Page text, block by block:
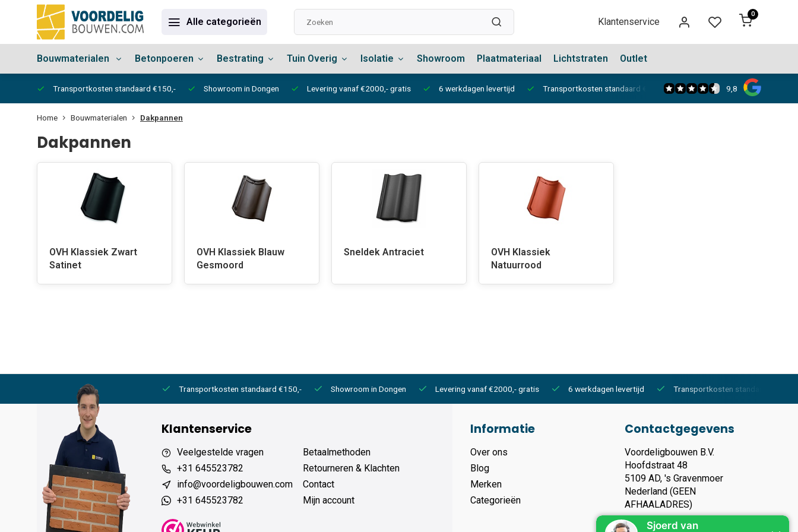
Alle categorieën Klantenservice
0
Bouwmaterialen Betonpoeren Bestrating Tuin Overig Isolatie Showroom Plaatmateriaal Lichtstraten Outlet
Transportkosten standaard €150,- Showroom in Dongen Levering vanaf €2000,- gratis 6 werkdagen levertijd Transportkosten standaard €150,- Showroom in Dongen
9,8
Home Bouwmaterialen Dakpannen
Dakpannen
OVH Klassiek Zwart
Satinet
OVH Klassiek Blauw
Gesmoord
Sneldek Antraciet
OVH Klassiek
Natuurrood
6 werkdagen levertijd Transportkosten standaard €150,- Showroom in Dongen Levering vanaf €2000,- gratis 6 werkdagen levertijd Transportkosten standaard €150,-
Klantenservice
Veelgestelde vragen
+31 645523782
info@voordeligbouwen.com
+31 645523782
Betaalmethoden
Retourneren & Klachten
Contact
Mijn account
Informatie
Over ons
Blog
Merken
Categorieën
Contactgegevens
Voordeligbouwen B.V.
Hoofdstraat 48
5109 AD, 's Gravenmoer
Nederland (GEEN
AFHAALADRES)
KVK nummer: 93119135